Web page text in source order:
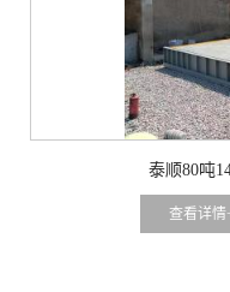
泰顺80吨
查看详情